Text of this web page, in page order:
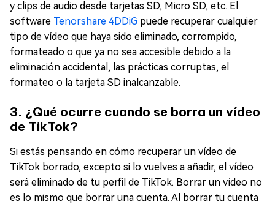
y clips de audio desde tarjetas SD, Micro SD, etc. El
software Tenorshare 4DDiG puede recuperar cualquier
tipo de vídeo que haya sido eliminado, corrompido,
formateado o que ya no sea accesible debido a la
eliminación accidental, las prácticas corruptas, el
formateo o la tarjeta SD inalcanzable.
3. ¿Qué ocurre cuando se borra un vídeo
de TikTok?
Si estás pensando en cómo recuperar un vídeo de
TikTok borrado, excepto si lo vuelves a añadir, el vídeo
será eliminado de tu perfil de TikTok. Borrar un vídeo no
es lo mismo que borrar una cuenta. Al borrar tu cuenta